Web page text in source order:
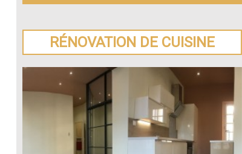
RÉNOVATION DE CUISINE